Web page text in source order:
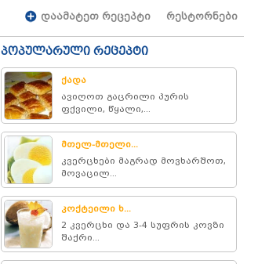
დაამატეთ რეცეპტი რესტორნები
პოპულარული რეცეპტი
ქადა
ავიღოთ გაცრილი პურის
ფქვილი, წყალი,...
მთელ-მთელი...
კვერცხები მაგრად მოვხარშოთ,
მოვაცილ...
კოქტეილი ხ...
2 კვერცხი და 3-4 სუფრის კოვზი
შაქრი...